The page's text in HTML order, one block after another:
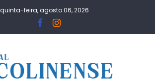
quinta-feira, agosto 06, 2026